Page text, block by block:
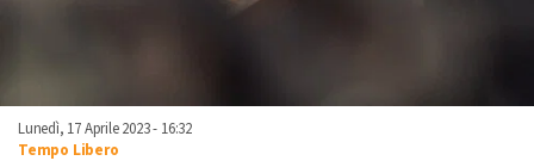
Lunedì, 17 Aprile 2023 - 16:32
Tempo Libero